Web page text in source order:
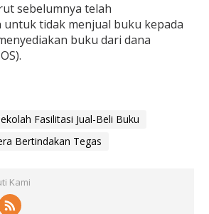
sebelumnya telah
tidak menjual buku kepada
buku dari dana
Fasilitasi Jual-Beli Buku
Bertindakan Tegas
Kami